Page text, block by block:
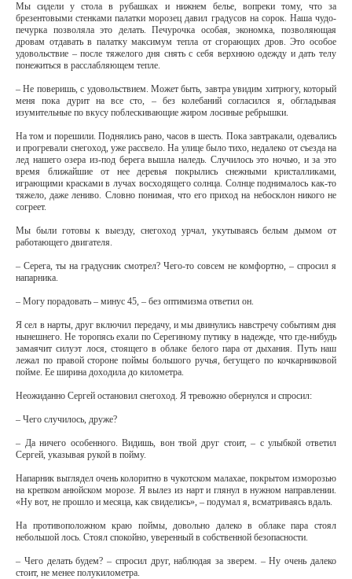
Мы сидели у стола в рубашках и нижнем белье, вопреки тому, что за
брезентовыми стенками палатки морозец давил градусов на сорок. Наша чудо-
печурка позволяла это делать. Печурочка особая, экономка, позволяющая
дровам отдавать в палатку максимум тепла от сгорающих дров. Это особое
удовольствие – после тяжелого дня снять с себя верхнюю одежду и дать телу
понежиться в расслабляющем тепле.
– Не поверишь, с удовольствием. Может быть, завтра увидим хитрюгу, который
меня пока дурит на все сто, – без колебаний согласился я, обгладывая
изумительные по вкусу поблескивающие жиром лосиные ребрышки.
На том и порешили. Поднялись рано, часов в шесть. Пока завтракали, одевались
и прогревали снегоход, уже рассвело. На улице было тихо, недалеко от съезда на
лед нашего озера из-под берега вышла наледь. Случилось это ночью, и за это
время ближайшие от нее деревья покрылись снежными кристалликами,
играющими красками в лучах восходящего солнца. Солнце поднималось как-то
тяжело, даже лениво. Словно понимая, что его приход на небосклон никого не
согреет.
Мы были готовы к выезду, снегоход урчал, укутываясь белым дымом от
работающего двигателя.
– Серега, ты на градусник смотрел? Чего-то совсем не комфортно, – спросил я
напарника.
– Могу порадовать – минус 45, – без оптимизма ответил он.
Я сел в нарты, друг включил передачу, и мы двинулись навстречу событиям дня
нынешнего. Не торопясь ехали по Серегиному путику в надежде, что где-нибудь
замаячит силуэт лося, стоящего в облаке белого пара от дыхания. Путь наш
лежал по правой стороне поймы большого ручья, бегущего по кочкарниковой
пойме. Ее ширина доходила до километра.
Неожиданно Сергей остановил снегоход. Я тревожно обернулся и спросил:
– Чего случилось, друже?
– Да ничего особенного. Видишь, вон твой друг стоит, – с улыбкой ответил
Сергей, указывая рукой в пойму.
Напарник выглядел очень колоритно в чукотском малахае, покрытом изморозью
на крепком анюйском морозе. Я вылез из нарт и глянул в нужном направлении.
«Ну вот, не прошло и месяца, как свиделись», – подумал я, всматриваясь вдаль.
На противоположном краю поймы, довольно далеко в облаке пара стоял
небольшой лось. Стоял спокойно, уверенный в собственной безопасности.
– Чего делать будем? – спросил друг, наблюдая за зверем. – Ну очень далеко
стоит, не менее полукилометра.